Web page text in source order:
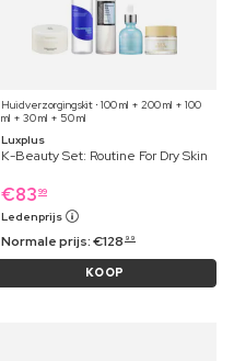
Huidverzorgingskit ⋅ 100 ml + 200 ml + 100
ml + 30 ml + 50 ml
Luxplus
K-Beauty Set: Routine For Dry Skin
€83 99
Ledenprijs
Normale prijs:€128 99
KOOP